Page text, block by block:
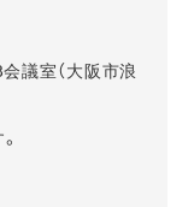
議室（大阪市浪